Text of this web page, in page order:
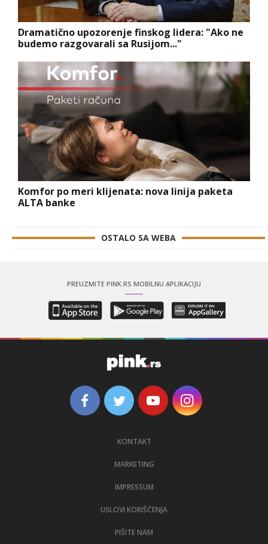
Dramatično upozorenje finskog lidera: "Ako ne
budemo razgovarali sa Rusijom..."
Komfor po meri klijenata: nova linija paketa
ALTA banke
OSTALO SA WEBA
PREUZMITE PINK.RS MOBILNU APLIKACIJU
KONTAKT
MARKETING
IMPRESSUM
USLOVI KORIŠĆENJA
PIŠITE NAM